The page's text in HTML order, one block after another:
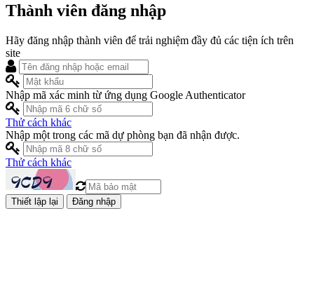
Thành viên đăng nhập
Hãy đăng nhập thành viên để trải nghiệm đầy đủ các tiện ích trên
site
Nhập mã xác minh từ ứng dụng Google Authenticator
Thử cách khác
Nhập một trong các mã dự phòng bạn đã nhận được.
Thử cách khác
Đăng nhập